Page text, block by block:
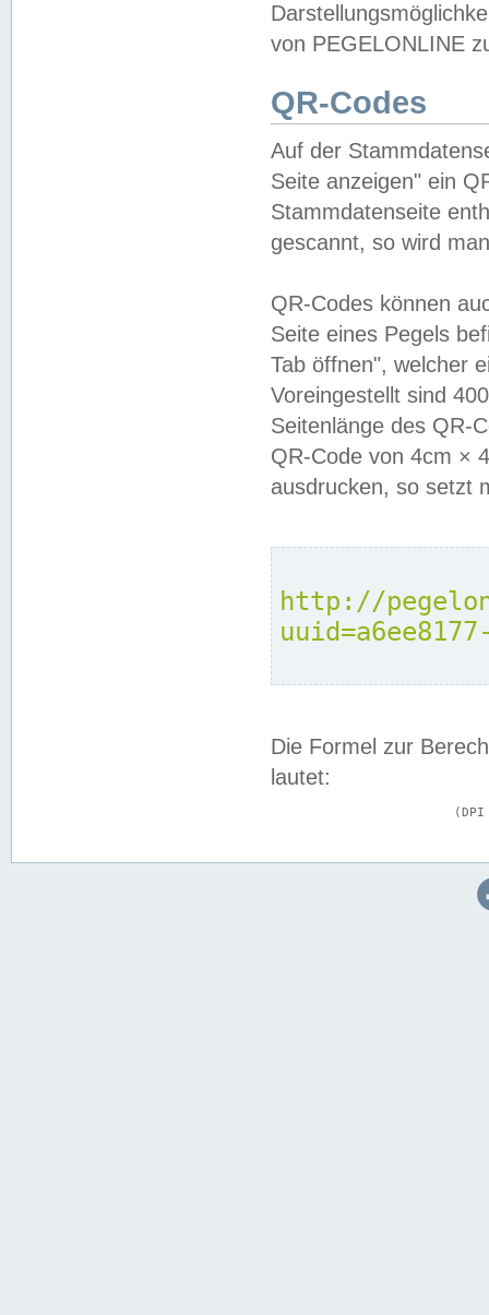
von PEGELONLINE
QR-Codes
Auf der
Seite anzeigen" ein
Stammdatenseite
gescannt, so wird
QR-Codes können
Seite eines Pegels
Tab öffnen", welcher
Voreingestellt sind
Seitenlänge des QR-
QR-Code von 4cm ×
ausdrucken, so setzt
http://
Die Formel zur
lautet: